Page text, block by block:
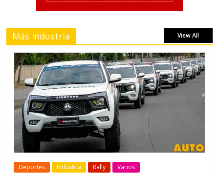
Más Industria View All
Deportes Industria Rally Varios